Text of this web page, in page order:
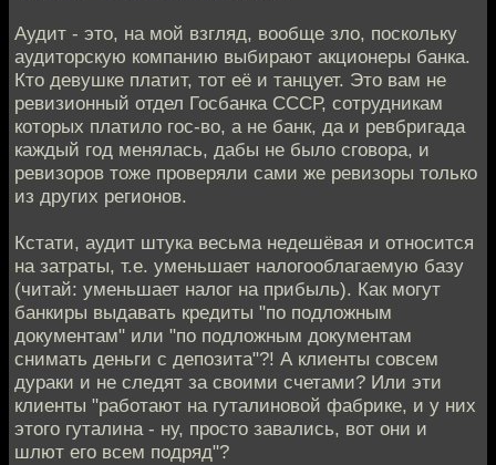
Аудит - это, на мой взгляд, вообще зло, поскольку
аудиторскую компанию выбирают акционеры банка.
Кто девушке платит, тот её и танцует. Это вам не
ревизионный отдел Госбанка СССР, сотрудникам
которых платило гос-во, а не банк, да и ревбригада
каждый год менялась, дабы не было сговора, и
ревизоров тоже проверяли сами же ревизоры только
из других регионов.
Кстати, аудит штука весьма недешёвая и относится
на затраты, т.е. уменьшает налогооблагаемую базу
(читай: уменьшает налог на прибыль). Как могут
банкиры выдавать кредиты "по подложным
документам" или "по подложным документам
снимать деньги с депозита"?! А клиенты совсем
дураки и не следят за своими счетами? Или эти
клиенты "работают на гуталиновой фабрике, и у них
этого гуталина - ну, просто завались, вот они и
шлют его всем подряд"?